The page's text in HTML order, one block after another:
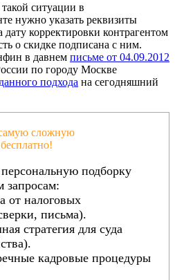
ситуации в
нужно указать реквизиты
корректировки контрагентом
о скидке подписана с ним.
в давнем письме от 04.09.2012
по городу Москве
подхода на сегодняшний
сложную
подборку
запросам:
от налоговых
письма).
стратегия для суда
кадровые процедуры